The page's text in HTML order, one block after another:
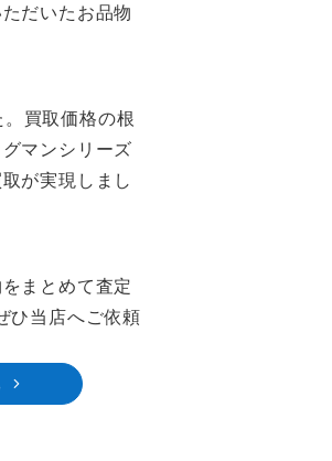
だいたお品物
買取価格の根
マンシリーズ
が実現しまし
まとめて査定
ひ当店へご依頼